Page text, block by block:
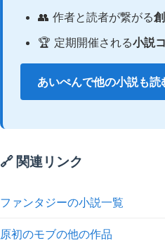
👥 作者と読者が繋がる
🏆 定期開催される小説
あいぺんで他の小説も
🔗 関連リンク
ファンタジーの小説一覧
原初のモブの他の作品